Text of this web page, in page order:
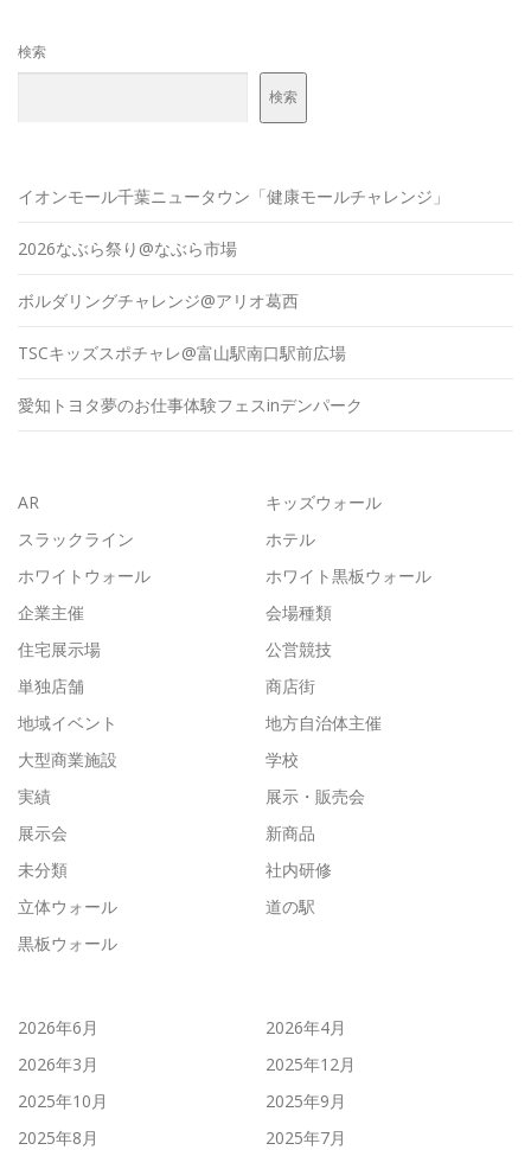
検索
検索
イオンモール千葉ニュータウン「健康モールチャレンジ」
2026なぶら祭り@なぶら市場
ボルダリングチャレンジ@アリオ葛西
TSCキッズスポチャレ@富山駅南口駅前広場
愛知トヨタ夢のお仕事体験フェスinデンパーク
AR
キッズウォール
スラックライン
ホテル
ホワイトウォール
ホワイト黒板ウォール
企業主催
会場種類
住宅展示場
公営競技
単独店舗
商店街
地域イベント
地方自治体主催
大型商業施設
学校
実績
展示・販売会
展示会
新商品
未分類
社内研修
立体ウォール
道の駅
黒板ウォール
2026年6月
2026年4月
2026年3月
2025年12月
2025年10月
2025年9月
2025年8月
2025年7月